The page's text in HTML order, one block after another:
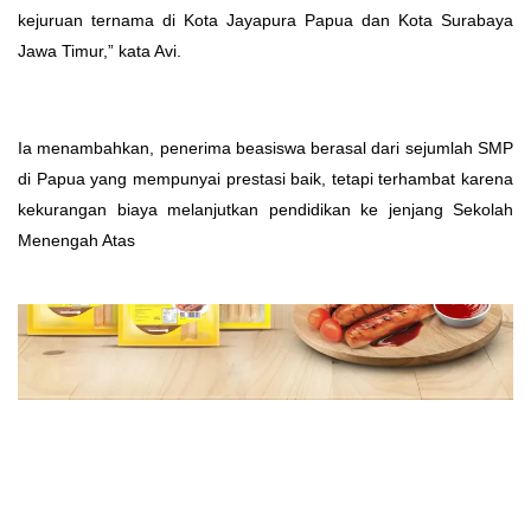
kejuruan ternama di Kota Jayapura Papua dan Kota Surabaya
Jawa Timur,” kata Avi.
Ia menambahkan, penerima beasiswa berasal dari sejumlah SMP
di Papua yang mempunyai prestasi baik, tetapi terhambat karena
kekurangan biaya melanjutkan pendidikan ke jenjang Sekolah
Menengah Atas